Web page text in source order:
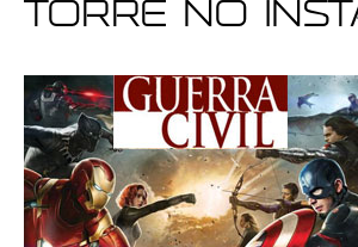
Torre no